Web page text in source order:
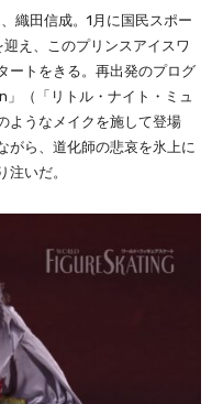
織田信成。1月に国民スポー
え、このプリンスアイスワ
ートをきる。再出発のプログ
（「リトル・ナイト・ミュ
ようなメイクを施して登場
がら、道化師の悲哀を氷上に
いだ。